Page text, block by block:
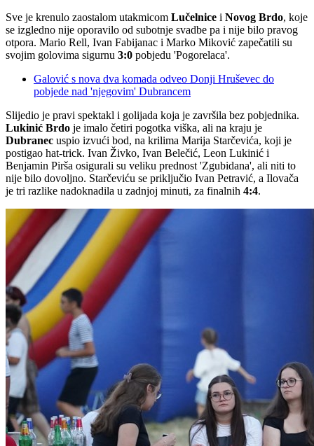
Sve je krenulo zaostalom utakmicom Lučelnice i Novog Brdo, koje
se izgledno nije oporavilo od subotnje svadbe pa i nije bilo pravog
otpora. Mario Rell, Ivan Fabijanac i Marko Miković zapečatili su
svojim golovima sigurnu 3:0 pobjedu 'Pogorelaca'.
Galović s nova dva komada odveo Donji Hruševec do
pobjede nad 'njegovim' Dubrancem
Slijedio je pravi spektakl i golijada koja je završila bez pobjednika.
Lukinić Brdo je imalo četiri pogotka viška, ali na kraju je
Dubranec uspio izvući bod, na krilima Marija Starčevića, koji je
postigao hat-trick. Ivan Živko, Ivan Belečić, Leon Lukinić i
Benjamin Pirša osigurali su veliku prednost 'Zgubidana', ali niti to
nije bilo dovoljno. Starčeviću se priključio Ivan Petravić, a Ilovača
je tri razlike nadoknadila u zadnjoj minuti, za finalnih 4:4.